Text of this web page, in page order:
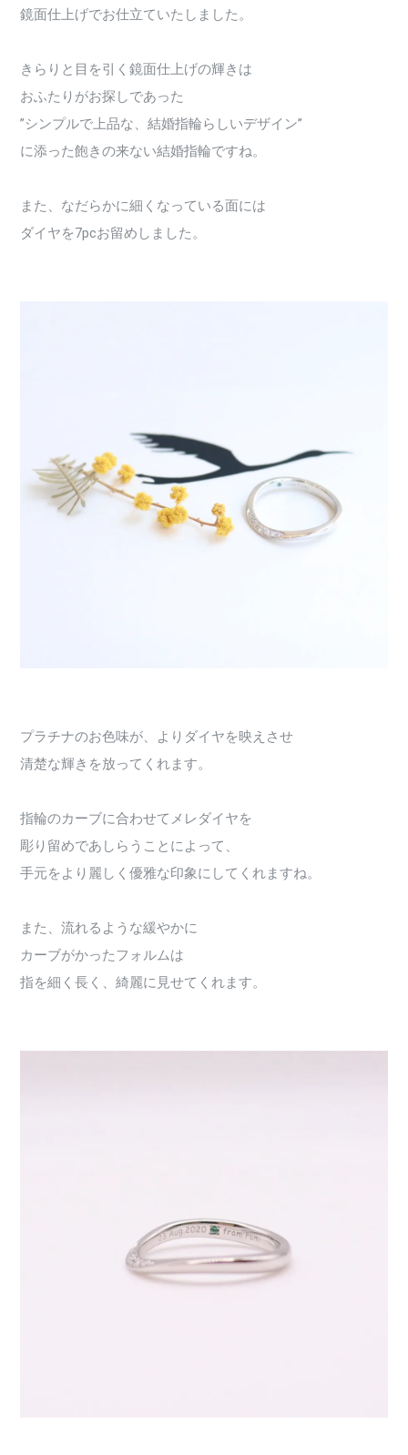
鏡面仕上げでお仕立ていたしました。
きらりと目を引く鏡面仕上げの輝きは
おふたりがお探しであった
”シンプルで上品な、結婚指輪らしいデザイン”
に添った飽きの来ない結婚指輪ですね。
また、なだらかに細くなっている面には
ダイヤを7pcお留めしました。
プラチナのお色味が、よりダイヤを映えさせ
清楚な輝きを放ってくれます。
指輪のカーブに合わせてメレダイヤを
彫り留めであしらうことによって、
手元をより麗しく優雅な印象にしてくれますね。
また、流れるような緩やかに
カーブがかったフォルムは
指を細く長く、綺麗に見せてくれます。